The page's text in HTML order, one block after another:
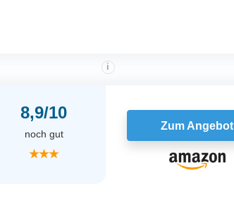
8,9/10
i
noch gut
★★★
Zum Angebot